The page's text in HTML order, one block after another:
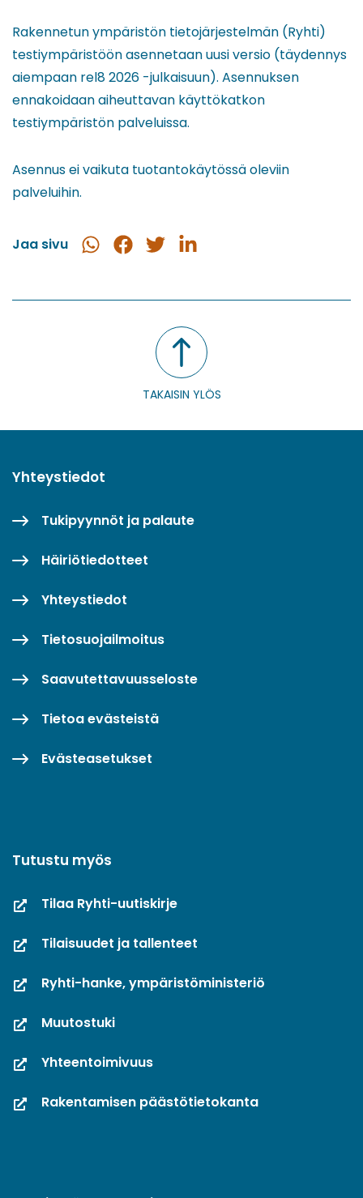
Rakennetun ympäristön tietojärjestelmän (Ryhti)
testiympäristöön asennetaan uusi versio (täydennys
aiempaan rel8 2026 -julkaisuun). Asennuksen
ennakoidaan aiheuttavan käyttökatkon
testiympäristön palveluissa.
Asennus ei vaikuta tuotantokäytössä oleviin
palveluihin.
Jaa sivu
Jaa
Jaa
Jaa
Jaa
TAKAISIN YLÖS
Yhteystiedot
Tukipyynnöt ja palaute
Häiriötiedotteet
Yhteystiedot
Tietosuojailmoitus
Saavutettavuusseloste
Tietoa evästeistä
Evästeasetukset
Tutustu myös
Tilaa Ryhti-uutiskirje
Tilaisuudet ja tallenteet
Ryhti-hanke, ympäristöministeriö
Muutostuki
Yhteentoimivuus
Rakentamisen päästötietokanta